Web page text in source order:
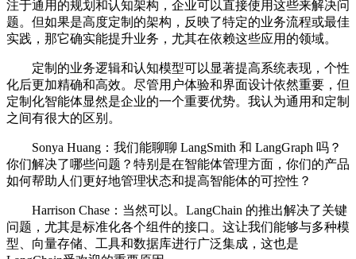
注于通用的规划和认知架构，企业可以直接使用这些来解决问
题。但如果是高度定制的架构，反映了特定的业务流程或最佳
实践，那它确实能提升业务，尤其在依赖这些应用的领域。
定制的业务逻辑和认知模型可以显著提高系统表现，个性
化后更加精确和高效。尽管用户体验和界面设计依然重要，但
定制化智能体显然是企业的一个重要优势。我认为通用和定制
之间有很大的区别。
Sonya Huang：我们能聊聊 LangSmith 和 LangGraph 吗？
你们解决了哪些问题？特别是在智能体管理方面，你们的产品
如何帮助人们更好地管理状态和提高智能体的可控性？
Harrison Chase：当然可以。LangChain 的推出解决了关键
问题，尤其是标准化各个组件的接口。这让我们能够与多种模
型、向量存储、工具和数据库进行广泛集成，这也是